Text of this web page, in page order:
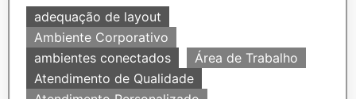
adequação de layout
Ambiente Corporativo
ambientes conectados
Área de Trabalho
Atendimento de Qualidade